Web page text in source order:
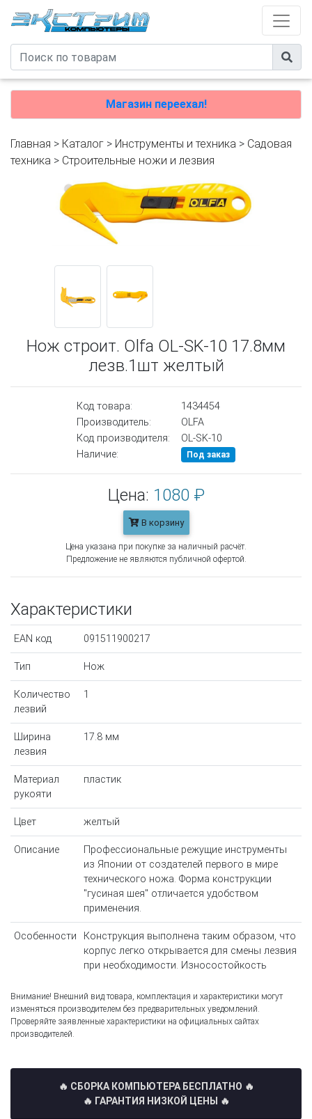
Магазин переехал!
Главная > Каталог > Инструменты и техника > Садовая
техника > Строительные ножи и лезвия
Нож строит. Olfa OL-SK-10 17.8мм
лезв.1шт желтый
Код товара:
1434454
Производитель:
OLFA
Код производителя:
OL-SK-10
Наличие:
Под заказ
Цена: 1080 ₽
В корзину
Цена указана при покупке за наличный расчёт.
Предложение не являются публичной офертой.
Характеристики
EAN код 091511900217
Тип Нож
Количество
лезвий
1
Ширина
лезвия
17.8 мм
Материал
рукояти
пластик
Цвет желтый
Описание
Профессиональные режущие инструменты
из Японии от создателей первого в мире
технического ножа. Форма конструкции
"гусиная шея" отличается удобством
применения.
Особенности
Конструкция выполнена таким образом, что
корпус легко открывается для смены лезвия
при необходимости. Износостойкость
Внимание! Внешний вид товара, комплектация и характеристики могут
изменяться производителем без предварительных уведомлений.
Проверяйте заявленные характеристики на официальных сайтах
производителей.
🔥 СБОРКА КОМПЬЮТЕРА БЕСПЛАТНО 🔥
🔥 ГАРАНТИЯ НИЗКОЙ ЦЕНЫ 🔥